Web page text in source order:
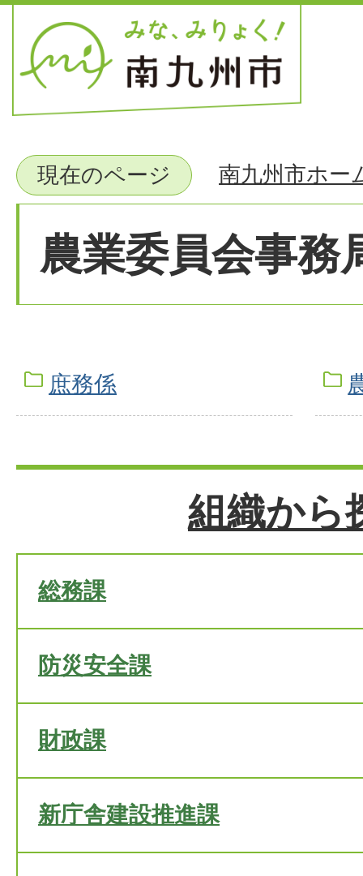
現在のページ 南九州市ホー
農業委員会事務
庶務係
組織から
総務課
防災安全課
財政課
新庁舎建設推進課